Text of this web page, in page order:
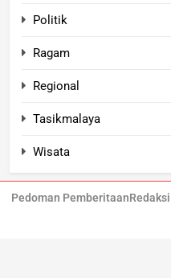
Politik
Ragam
Regional
Tasikmalaya
Wisata
Pedoman PemberitaanRedaksi